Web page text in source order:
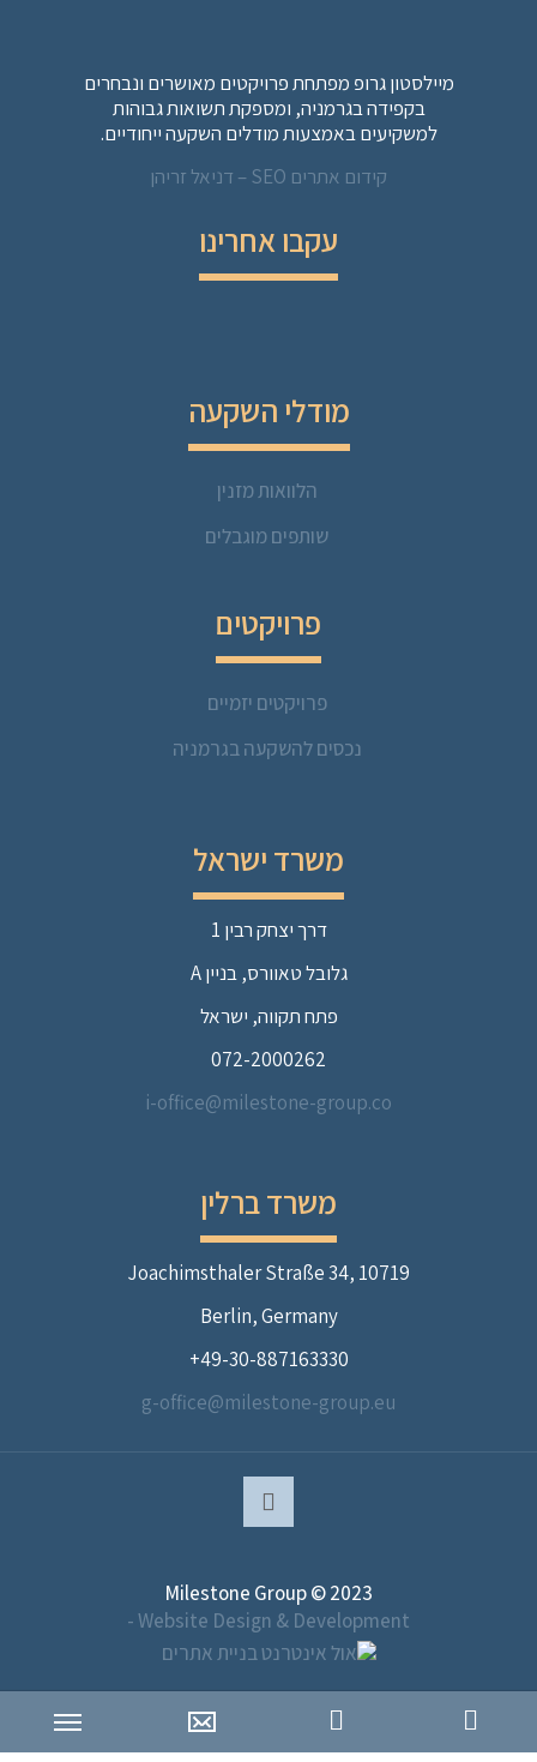
מיילסטון גרופ מפתחת פרויקטים מאושרים ונבחרים
בקפידה בגרמניה, ומספקת תשואות גבוהות
למשקיעים באמצעות מודלים השקעה ייחודיים.
קידום אתרים SEO – דניאל זריהן
עקבו אחרינו
מודלי השקעה
הלוואות מזנין
שותפים מוגבלים
פרויקטים
פרויקטים יזמיים
נכסים להשקעה בגרמניה
משרד ישראל
דרך יצחק רבין 1
גלובל טאוורס, בניין A
פתח תקווה, ישראל
072-2000262
i-office@milestone-group.co
משרד ברלין
Joachimsthaler Straße 34, 10719
Berlin, Germany
49-30-887163330+
g-office@milestone-group.eu
Milestone Group © 2023
Website Design & Development -